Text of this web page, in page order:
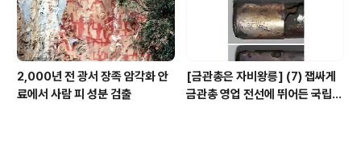
2,000년 전 광서 장족 암각화 안
료에서 사람 피 성분 검출
[금관총은 자비왕릉] (7) 잽싸게
금관총 영업 전선에 뛰어든 국립박